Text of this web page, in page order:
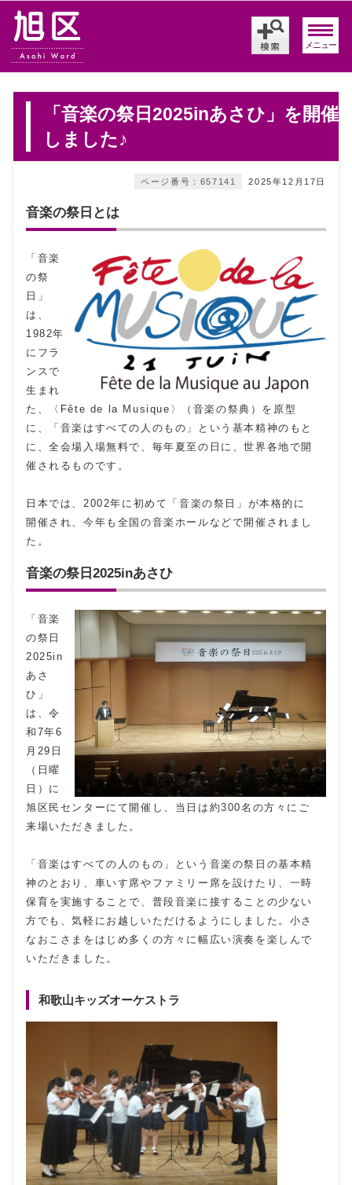
メニュー
「音楽の祭日2025inあさひ」を開催
しました♪
2025年12月17日
ページ番号：657141
音楽の祭日とは
「音楽
の祭
日」
は、
1982年
にフラ
ンスで
生まれ
た、〈Fête de la Musique〉（音楽の祭典）を原型
に、「音楽はすべての人のもの」という基本精神のもと
に、全会場入場無料で、毎年夏至の日に、世界各地で開
催されるものです。
日本では、2002年に初めて「音楽の祭日」が本格的に
開催され、今年も全国の音楽ホールなどで開催されまし
た。
音楽の祭日2025inあさひ
「音楽
の祭日
2025in
あさ
ひ」
は、令
和7年6
月29日
（日曜
日）に
旭区民センターにて開催し、当日は約300名の方々にご
来場いただきました。
「音楽はすべての人のもの」という音楽の祭日の基本精
神のとおり、車いす席やファミリー席を設けたり、一時
保育を実施することで、普段音楽に接することの少ない
方でも、気軽にお越しいただけるようにしました。小さ
なおこさまをはじめ多くの方々に幅広い演奏を楽しんで
いただきました。
和歌山キッズオーケストラ